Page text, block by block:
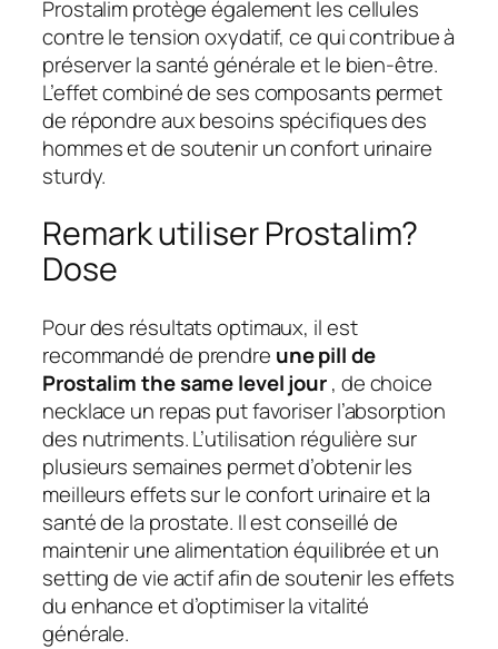
Prostalim protège également les cellules
contre le tension oxydatif, ce qui contribue à
préserver la santé générale et le bien-être.
L’effet combiné de ses composants permet
de répondre aux besoins spécifiques des
hommes et de soutenir un confort urinaire
sturdy.
Remark utiliser Prostalim?
Dose
Pour des résultats optimaux, il est
recommandé de prendre une pill de
Prostalim the same level jour, de choice
necklace un repas put favoriser l’absorption
des nutriments. L’utilisation régulière sur
plusieurs semaines permet d’obtenir les
meilleurs effets sur le confort urinaire et la
santé de la prostate. Il est conseillé de
maintenir une alimentation équilibrée et un
setting de vie actif afin de soutenir les effets
du enhance et d’optimiser la vitalité
générale.